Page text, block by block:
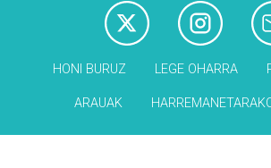
HONI BURUZ LEGE OHARRA
ARAUAK